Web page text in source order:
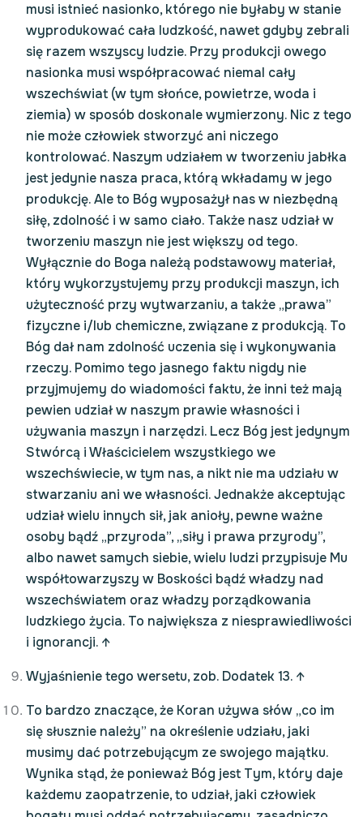
musi istnieć nasionko, którego nie byłaby w stanie
wyprodukować cała ludzkość, nawet gdyby zebrali
się razem wszyscy ludzie. Przy produkcji owego
nasionka musi współpracować niemal cały
wszechświat (w tym słońce, powietrze, woda i
ziemia) w sposób doskonale wymierzony. Nic z tego
nie może człowiek stworzyć ani niczego
kontrolować. Naszym udziałem w tworzeniu jabłka
jest jedynie nasza praca, którą wkładamy w jego
produkcję. Ale to Bóg wyposażył nas w niezbędną
siłę, zdolność i w samo ciało. Także nasz udział w
tworzeniu maszyn nie jest większy od tego.
Wyłącznie do Boga należą podstawowy materiał,
który wykorzystujemy przy produkcji maszyn, ich
użyteczność przy wytwarzaniu, a także „prawa”
fizyczne i/lub chemiczne, związane z produkcją. To
Bóg dał nam zdolność uczenia się i wykonywania
rzeczy. Pomimo tego jasnego faktu nigdy nie
przyjmujemy do wiadomości faktu, że inni też mają
pewien udział w naszym prawie własności i
używania maszyn i narzędzi. Lecz Bóg jest jedynym
Stwórcą i Właścicielem wszystkiego we
wszechświecie, w tym nas, a nikt nie ma udziału w
stwarzaniu ani we własności. Jednakże akceptując
udział wielu innych sił, jak anioły, pewne ważne
osoby bądź „przyroda”, „siły i prawa przyrody”,
albo nawet samych siebie, wielu ludzi przypisuje Mu
współtowarzyszy w Boskości bądź władzy nad
wszechświatem oraz władzy porządkowania
ludzkiego życia. To największa z niesprawiedliwości
i ignorancji. ↑
Wyjaśnienie tego wersetu, zob. Dodatek 13. ↑
To bardzo znaczące, że Koran używa słów „co im
się słusznie należy” na określenie udziału, jaki
musimy dać potrzebującym ze swojego majątku.
Wynika stąd, że ponieważ Bóg jest Tym, który daje
każdemu zaopatrzenie, to udział, jaki człowiek